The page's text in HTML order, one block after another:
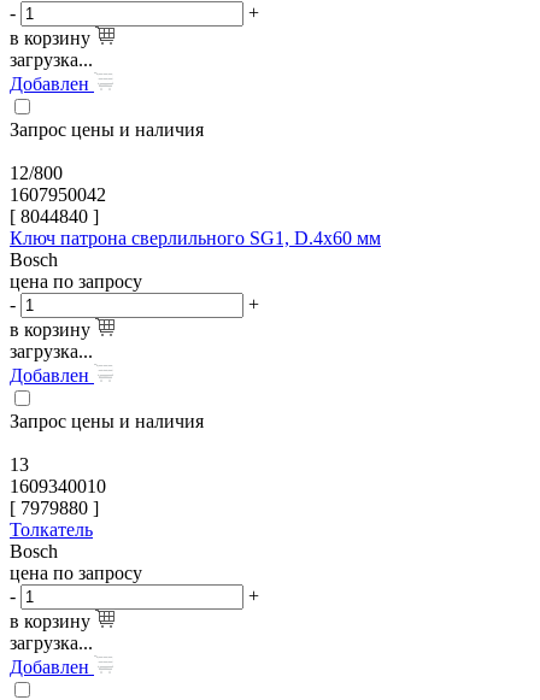
-
+
в корзину
загрузка...
Добавлен
Запрос цены и наличия
12/800
1607950042
[ 8044840 ]
Ключ патрона сверлильного SG1, D.4x60 мм
Bosch
цена по запросу
-
+
в корзину
загрузка...
Добавлен
Запрос цены и наличия
13
1609340010
[ 7979880 ]
Толкатель
Bosch
цена по запросу
-
+
в корзину
загрузка...
Добавлен